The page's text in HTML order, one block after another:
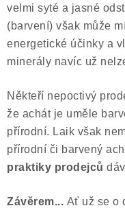
velmi syté a jasné
(barvení) však může
energetické účinky a
minerály navíc už
Někteří nepoctivý
že achát je uměle
přírodní. Laik však
přírodní či barvený
praktiky prodejců
Závěrem... Ať už se o